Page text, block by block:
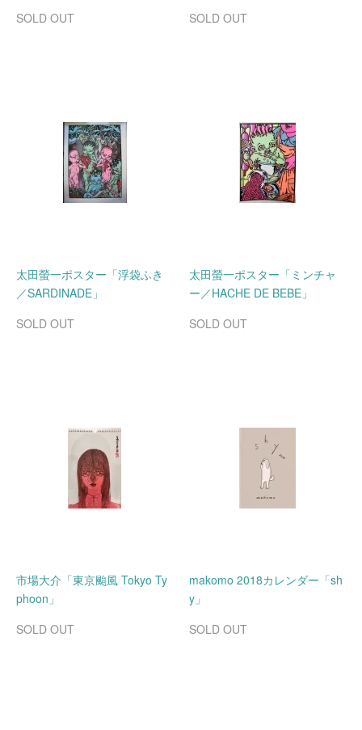
SOLD OUT
SOLD OUT
太田螢一ポスター「浮袋ふき
／SARDINADE」
SOLD OUT
太田螢一ポスター「ミンチャ
ー／HACHE DE BEBE」
SOLD OUT
市場大介「東京颱風 Tokyo Ty
phoon」
SOLD OUT
makomo 2018カレンダー「sh
y」
SOLD OUT